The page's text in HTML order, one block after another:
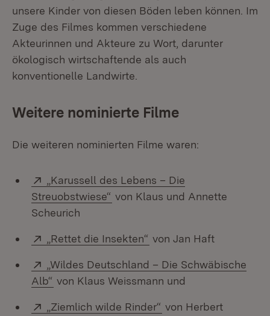
unsere Kinder von diesen Böden leben können. Im
Zuge des Filmes kommen verschiedene
Akteurinnen und Akteure zu Wort, darunter
ökologisch wirtschaftende als auch
konventionelle Landwirte.
Weitere nominierte Filme
Die weiteren nominierten Filme waren:
Extern:
„Karussell des Lebens – Die
Streuobstwiese“ (Öffnet in neuem Fenster)
von Klaus und Annette
Scheurich
Extern:
„Rettet die Insekten“ (Öffnet in neuem
von Jan Haft
Extern:
„Wildes Deutschland – Die Schwäbische
Alb“ (Öffnet in neuem Fenster)
von Klaus Weissmann und
Extern:
„Ziemlich wilde Rinder“ (Öffnet in neuem
von Herbert